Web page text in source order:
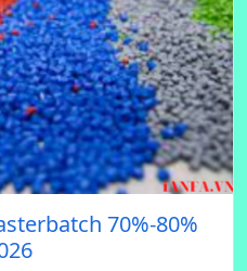
70%-80%